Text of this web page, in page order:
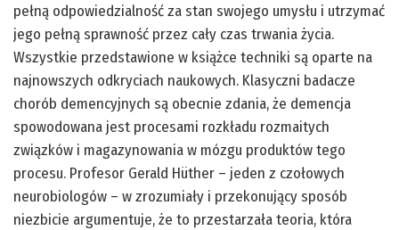
pełną odpowiedzialność za stan swojego umysłu i utrzymać
jego pełną sprawność przez cały czas trwania życia.
Wszystkie przedstawione w książce techniki są oparte na
najnowszych odkryciach naukowych. Klasyczni badacze
chorób demencyjnych są obecnie zdania, że demencja
spowodowana jest procesami rozkładu rozmaitych
związków i magazynowania w mózgu produktów tego
procesu. Profesor Gerald Hüther – jeden z czołowych
neurobiologów – w zrozumiały i przekonujący sposób
niezbicie argumentuje, że to przestarzała teoria, która